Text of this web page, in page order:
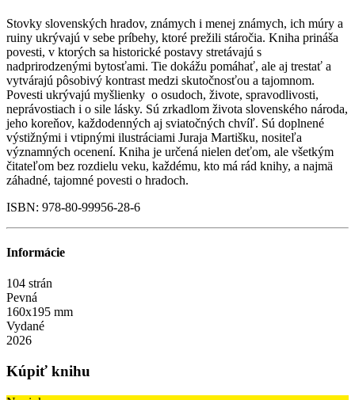
Stovky slovenských hradov, známych i menej známych, ich múry a
ruiny ukrývajú v sebe príbehy, ktoré prežili stáročia. Kniha prináša
povesti, v ktorých sa historické postavy stretávajú s
nadprirodzenými bytosťami. Tie dokážu pomáhať, ale aj trestať a
vytvárajú pôsobivý kontrast medzi skutočnosťou a tajomnom.
Povesti ukrývajú myšlienky o osudoch, živote, spravodlivosti,
neprávostiach i o sile lásky. Sú zrkadlom života slovenského národa,
jeho koreňov, každodenných aj sviatočných chvíľ. Sú doplnené
výstižnými i vtipnými ilustráciami Juraja Martišku, nositeľa
významných ocenení. Kniha je určená nielen deťom, ale všetkým
čitateľom bez rozdielu veku, každému, kto má rád knihy, a najmä
záhadné, tajomné povesti o hradoch.
ISBN: 978-80-99956-28-6
Informácie
104 strán
Pevná
160x195 mm
Vydané
2026
Kúpiť knihu